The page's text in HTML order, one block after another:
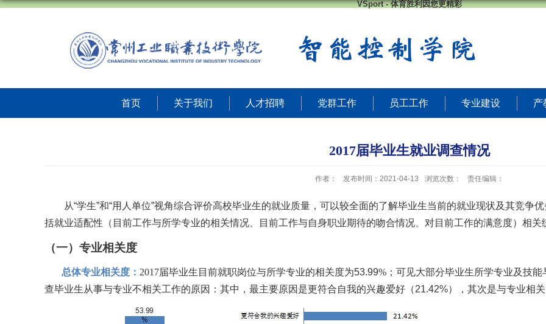
VSport - 体育胜利因您更精彩
首页 关于我们 人才招聘 党群工作 员工工作 专业建设 产
2017届毕业生就业调查情况
作者： 发布时间：2021-04-13 浏览次数： 责任编辑：
从“学生”和“用人单位”视角综合评价高校毕业生的就业质量， 可以较全面的了解毕业生当前的就业现状及其竞争优
括就业适配性 （目前工作与所学专业的相关情况、目前工作与自身职业期待的吻合情况、对目前工作的满意度）相关
（一）专业相关度
总体专业相关度： 2017届毕业生目前就职岗位与所学专业的相关度为53.99%；可见大部分毕业生所学专业及技能
查毕业生从事与专业不相关工作的原因：其中， 最主要原因是更符合自我的兴趣爱好（21.42%），其次是与专业相